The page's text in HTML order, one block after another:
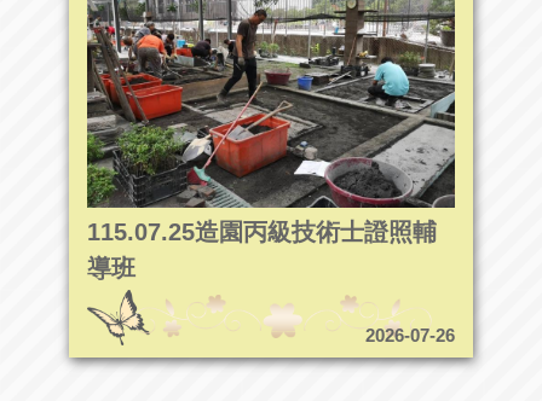
115.07.25造園丙級技術士證照輔
導班
2026-07-26